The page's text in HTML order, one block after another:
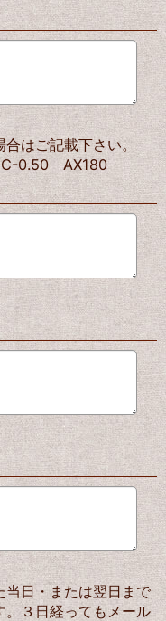
合はご記載下さい。
C-0.50 AX180
日・または翌日まで
。３日経ってもメール